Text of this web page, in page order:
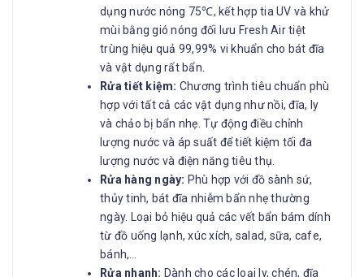
dụng nước nóng 75℃, kết hợp tia UV và khử
mùi bằng gió nóng đối lưu Fresh Air tiệt
trùng hiệu quả 99,99% vi khuẩn cho bát đĩa
và vật dụng rất bẩn.
Rửa tiết kiệm: Chương trình tiêu chuẩn phù
hợp với tất cả các vật dụng như nồi, đĩa, ly
và chảo bị bẩn nhẹ. Tự động điều chỉnh
lượng nước và áp suất để tiết kiệm tối đa
lượng nước và điện năng tiêu thụ.
Rửa hàng ngày: Phù hợp với đồ sành sứ,
thủy tinh, bát đĩa nhiễm bẩn nhẹ thường
ngày. Loại bỏ hiệu quả các vết bẩn bám dính
từ đồ uống lạnh, xúc xích, salad, sữa, cafe,
bánh,…
Rửa nhanh: Dành cho các loại ly, chén, đĩa